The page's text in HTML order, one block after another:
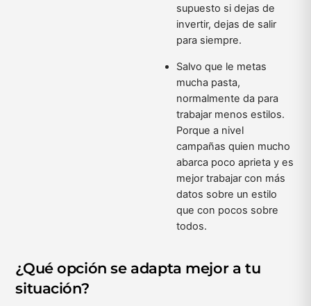
supuesto si dejas de
invertir, dejas de salir
para siempre.
Salvo que le metas
mucha pasta,
normalmente da para
trabajar menos estilos.
Porque a nivel
campañas quien mucho
abarca poco aprieta y es
mejor trabajar con más
datos sobre un estilo
que con pocos sobre
todos.
¿Qué opción se adapta mejor a tu
situación?